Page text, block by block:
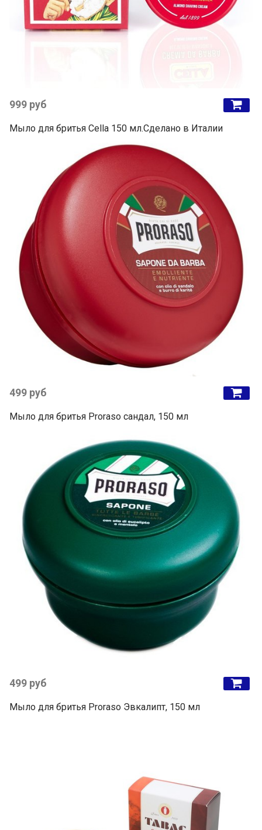
999 руб
Мыло для бритья Cella 150 мл.Сделано в Италии
499 руб
Мыло для бритья Proraso сандал, 150 мл
499 руб
Мыло для бритья Proraso Эвкалипт, 150 мл